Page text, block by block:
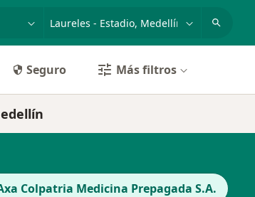
Seguro Más filtros
Colpatria Medicina Prepagada S.A.